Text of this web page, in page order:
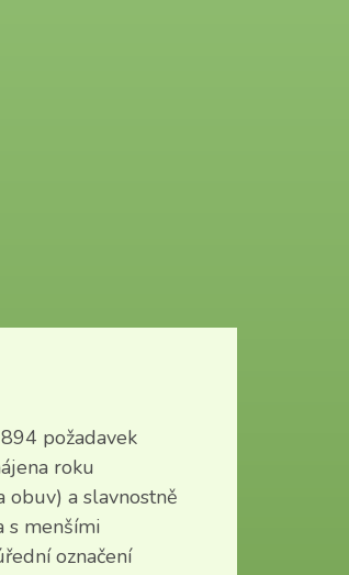
požadavek
roku
obuv) a slavnostně
s menšími
označení